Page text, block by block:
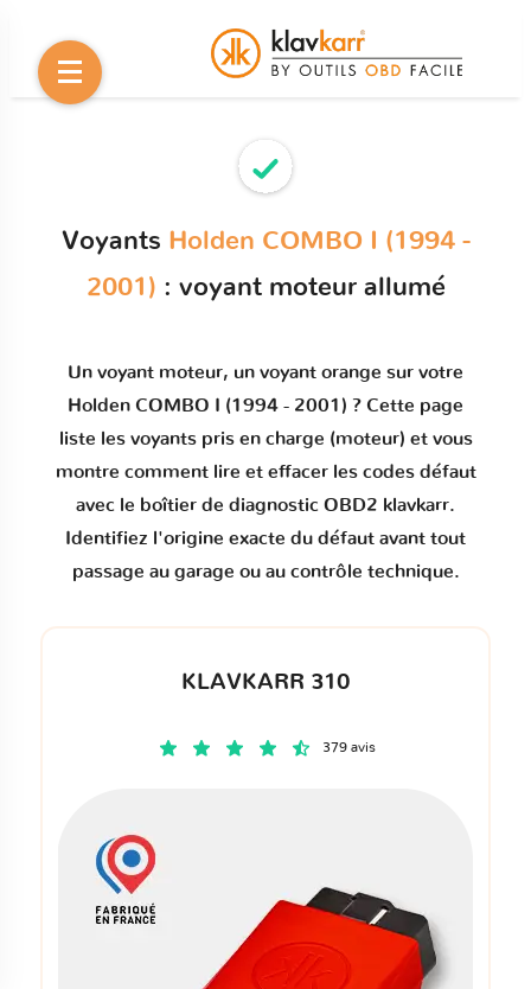
Voyants Holden COMBO I (1994 -
2001) : voyant moteur allumé
Un voyant moteur, un voyant orange sur votre
Holden COMBO I (1994 - 2001) ? Cette page
liste les voyants pris en charge (moteur) et vous
montre comment lire et effacer les codes défaut
avec le boîtier de diagnostic OBD2 klavkarr.
Identifiez l'origine exacte du défaut avant tout
passage au garage ou au contrôle technique.
KLAVKARR 310
379 avis